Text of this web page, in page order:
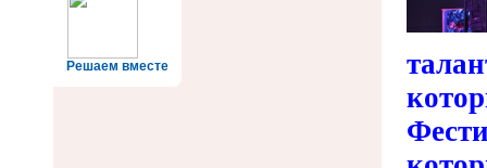
Решаем вместе